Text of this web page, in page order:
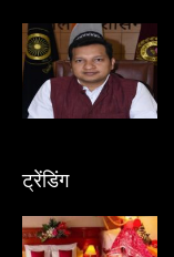
ट्रेंडिंग